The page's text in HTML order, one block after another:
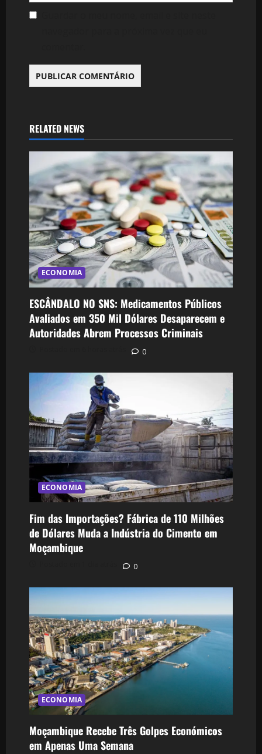
RELATED NEWS
ECONOMIA
ESCÂNDALO NO SNS: Medicamentos Públicos
Avaliados em 350 Mil Dólares Desaparecem e
Autoridades Abrem Processos Criminais
0
ECONOMIA
Fim das Importações? Fábrica de 110 Milhões
de Dólares Muda a Indústria do Cimento em
Moçambique
0
ECONOMIA
Moçambique Recebe Três Golpes Económicos
em Apenas Uma Semana